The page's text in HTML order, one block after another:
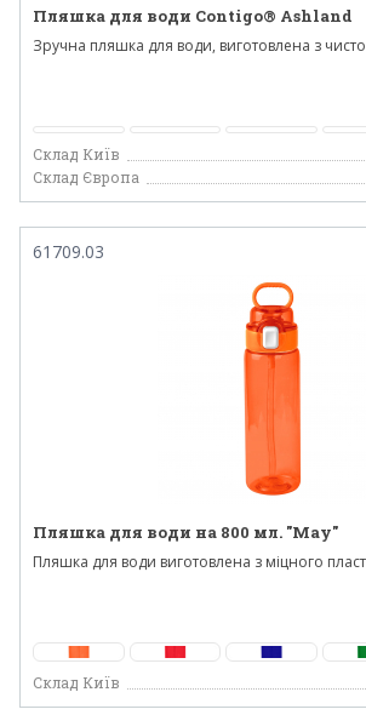
Пляшка для води Contigo® Ashland
Зручна пляшка для води, виготовлена ​​з
Склад Київ
Склад Європа
61709.03
Пляшка для води на 800 мл. "May"
Пляшка для води виготовлена з міцного
Склад Київ